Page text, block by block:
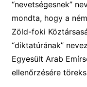
“nevetségesnek”
mondta, hogy a
Zöld-foki
“diktatúrának”
Egyesült Arab
ellenőrzésére